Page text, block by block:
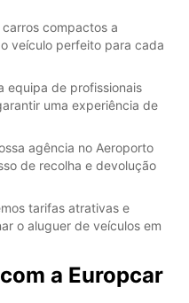
compactos a
veículo perfeito para cada
equipa de profissionais
uma experiência de
agência no Aeroporto
de recolha e devolução
tarifas atrativas e
o aluguer de veículos em
a Europcar